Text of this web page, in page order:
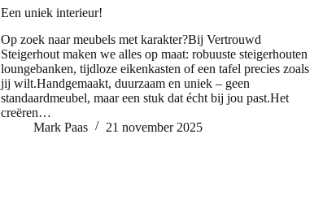
Een uniek interieur!
Op zoek naar meubels met karakter?Bij Vertrouwd
Steigerhout maken we alles op maat: robuuste steigerhouten
loungebanken, tijdloze eikenkasten of een tafel precies zoals
jij wilt.Handgemaakt, duurzaam en uniek – geen
standaardmeubel, maar een stuk dat écht bij jou past.Het
creëren…
Mark Paas
21 november 2025